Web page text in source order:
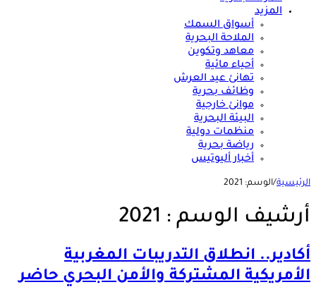
المزيد
أسواق السمك
الملاحة البحرية
معاهد وتكوين
أحياء مائية
تهانئ عيد العرش
وظائف بحرية
موانئ خارجية
البيئة البحرية
منظمات دولية
رياضة بحرية
أخبار أليوتيس
الرئيسية/الوسم: 2021
أرشيف الوسم : 2021
أكادير.. انطلاق التدريبات المغربية
الأمريكية المشتركة والأمن البحري حاضر